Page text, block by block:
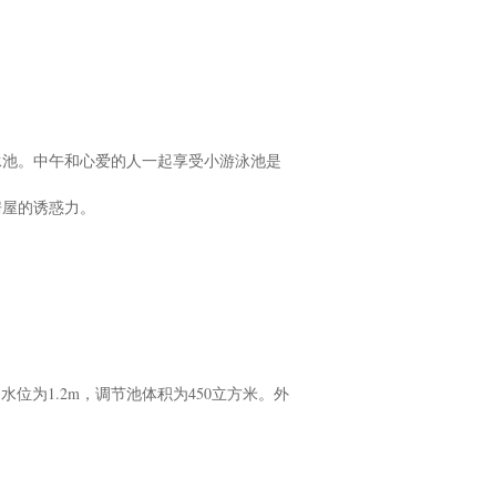
。中午和心爱的人一起享受小游泳池是
的诱惑力。
位为1.2m，调节池体积为450立方米。外